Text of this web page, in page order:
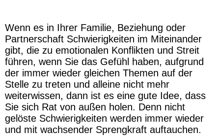
Wenn es in Ihrer Familie, Beziehung oder
Partnerschaft Schwierigkeiten im Miteinander
gibt, die zu emotionalen Konflikten und Streit
führen, wenn Sie das Gefühl haben, aufgrund
der immer wieder gleichen Themen auf der
Stelle zu treten und alleine nicht mehr
weiterwissen, dann ist es eine gute Idee, dass
Sie sich Rat von außen holen. Denn nicht
gelöste Schwierigkeiten werden immer wieder
und mit wachsender Sprengkraft auftauchen.